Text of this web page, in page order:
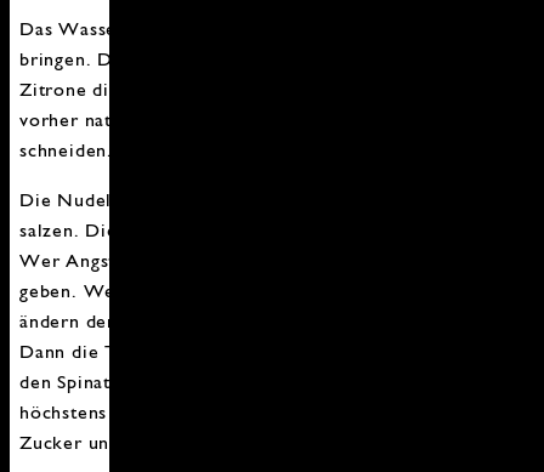
Das Wasser für die Nudeln aufstellen und zum Kochen
bringen. Die Garnelen waschen und trocknen. Von der
Zitrone die Schale abreiben und den Saft auspressen,
vorher natürlich waschen. Den Spinat waschen und klein
schneiden. Den Knoblauch schälen und fein hacken.
Die Nudeln ins kochende Wasser geben und kräftig
salzen. Die Garnelen in einer heißen Pfanne anbraten.
Wer Angst hat das sie ankleben, etwas Öl in die Pfanne
geben. Wenn die Garnelen anfangen ihre Farbe zu
ändern den Knoblauch zugeben und kurz anschwitzen.
Dann die Tomaten dazu und die Hitze reduzieren. Nun
den Spinat dazu geben und die Zitronenschale. Nun noch
höchstens 5 Minuten köcheln lassen mit Salz, Pfeffer,
Zucker und Zitronensaft abschmecken und fertig.